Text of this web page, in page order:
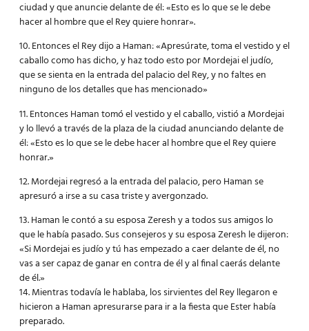
ciudad y que anuncie delante de él: «Esto es lo que se le debe
hacer al hombre que el Rey quiere honrar».
10. Entonces el Rey dijo a Haman: «Apresúrate, toma el vestido y el
caballo como has dicho, y haz todo esto por Mordejai el judío,
que se sienta en la entrada del palacio del Rey, y no faltes en
ninguno de los detalles que has mencionado»
11. Entonces Haman tomó el vestido y el caballo, vistió a Mordejai
y lo llevó a través de la plaza de la ciudad anunciando delante de
él: «Esto es lo que se le debe hacer al hombre que el Rey quiere
honrar.»
12. Mordejai regresó a la entrada del palacio, pero Haman se
apresuró a irse a su casa triste y avergonzado.
13. Haman le contó a su esposa Zeresh y a todos sus amigos lo
que le había pasado. Sus consejeros y su esposa Zeresh le dijeron:
«Si Mordejai es judío y tú has empezado a caer delante de él, no
vas a ser capaz de ganar en contra de él y al final caerás delante
de él.»
14. Mientras todavía le hablaba, los sirvientes del Rey llegaron e
hicieron a Haman apresurarse para ir a la fiesta que Ester había
preparado.